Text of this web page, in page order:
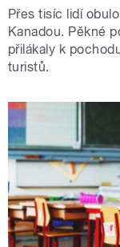
Přes tisíc lidí
Kanadou. Pěkné
přilákaly k
turistů.